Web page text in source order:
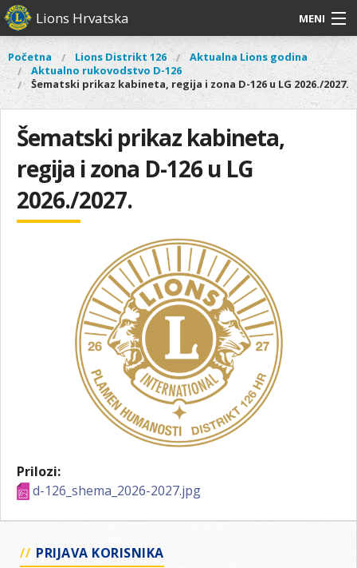
Skoči
na
sadržaj
Lions Hrvatska MENI
O nama
Lions Distrikt 126
Naši projekti
Aktivnosti
Glavni
izbornik
O
nama
Lions
Distrikt
126
Naši
projekti
Aktivnosti
Vi
ste
ovdje
Početna Lions Distrikt 126
Aktualna Lions godina
Aktualno rukovodstvo D-126
Šematski prikaz kabineta, regija i zona D-126 u LG 2026./2027.
Šematski prikaz kabineta,
regija i zona D-126 u LG
2026./2027.
Prilozi:
d-126_shema_2026-2027.jpg
PRIJAVA KORISNIKA